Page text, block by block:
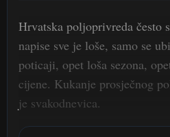
Hrvatska poljoprivreda često
napise sve je loše, samo se
poticaji, opet loša sezona,
cijene. Kukanje prosječnog
je svakodnevica.